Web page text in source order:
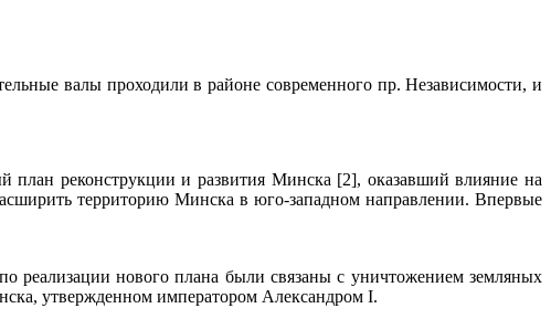
валы проходили в районе современного пр. Независимости, и
реконструкции и развития Минска [2], оказавший влияние на
территорию Минска в юго-западном направлении. Впервые
реализации нового плана были связаны с уничтожением земляных
утвержденном императором Александром I.